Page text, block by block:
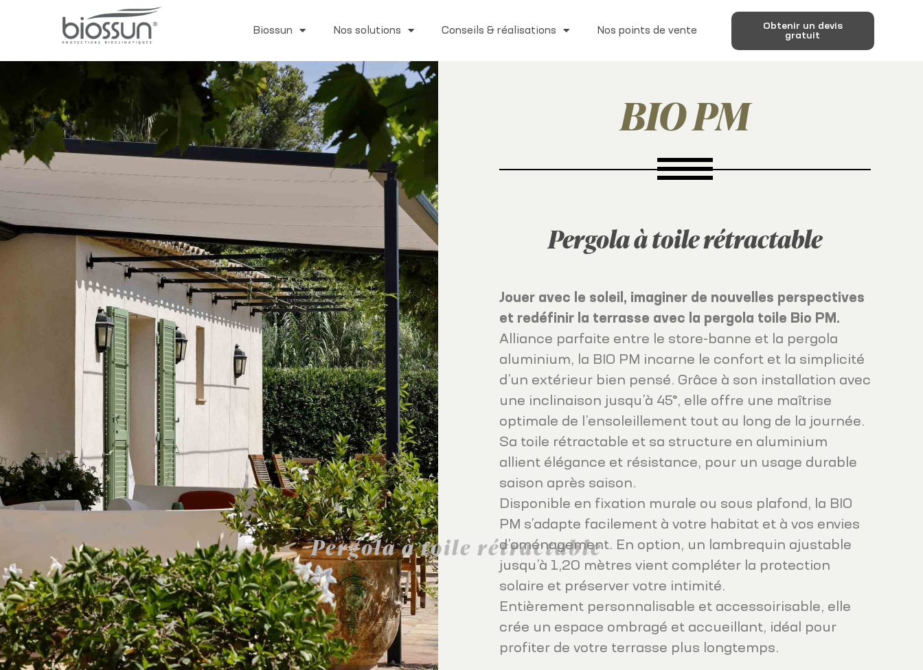
Biossun Nos solutions Conseils & réalisations Nos points de vente
Obtenir un devis
gratuit
Pergola à toile rétractable
BIO PM
Pergola à toile rétractable
Jouer avec le soleil, imaginer de nouvelles perspectives
et redéfinir la terrasse avec la pergola toile Bio PM.
Alliance parfaite entre le store-banne et la pergola
aluminium, la BIO PM incarne le confort et la simplicité
d’un extérieur bien pensé. Grâce à son installation avec
une inclinaison jusqu’à 45°, elle offre une maîtrise
optimale de l’ensoleillement tout au long de la journée.
Sa toile rétractable et sa structure en aluminium
allient élégance et résistance, pour un usage durable
saison après saison.
Disponible en fixation murale ou sous plafond, la BIO
PM s’adapte facilement à votre habitat et à vos envies
d’aménagement. En option, un lambrequin ajustable
jusqu’à 1,20 mètres vient compléter la protection
solaire et préserver votre intimité.
Entièrement personnalisable et accessoirisable, elle
crée un espace ombragé et accueillant, idéal pour
profiter de votre terrasse plus longtemps.